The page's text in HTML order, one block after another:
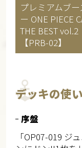
プレミアムブー
ー ONE PIECE
THE BEST vol.2
【PRB-02】
デッキの使
序盤
「OP07-019 ジ